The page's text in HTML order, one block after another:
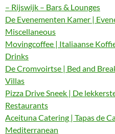
– Rijswijk – Bars & Lounges
De Evenementen Kamer |
Miscellaneous
Movingcoffee | Italiaanse
Drinks
De Cromvoirtse | Bed and
Villas
Pizza Drive Sneek | De
Restaurants
Aceituna Catering | Tapas de
Mediterranean